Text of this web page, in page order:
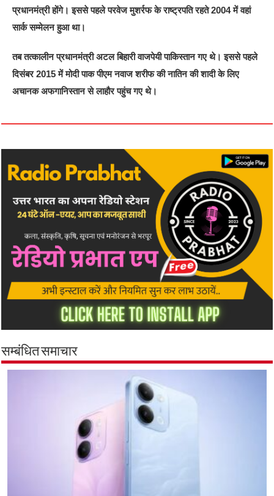
प्रधानमंत्री होंगे। इससे पहले परवेज मुशर्रफ के राष्ट्रपति रहते 2004 में वहां
सार्क सम्मेलन हुआ था।
तब तत्कालीन प्रधानमंत्री अटल बिहारी वाजपेयी पाकिस्तान गए थे। इससे पहले
दिसंबर 2015 में मोदी पाक पीएम नवाज शरीफ की नातिन की शादी के लिए
अचानक अफगानिस्तान से लाहौर पहुंच गए थे।
सम्बंधित समाचार